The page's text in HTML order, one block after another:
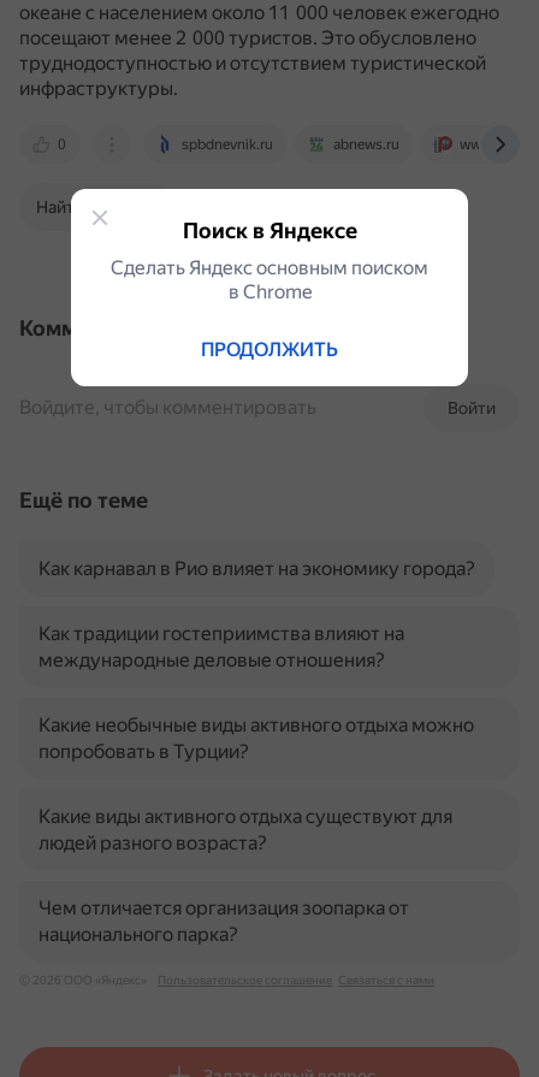
океане с населением около 11 000 человек ежегодно
посещают менее 2 000 туристов. Это обусловлено
труднодоступностью и отсутствием туристической
инфраструктуры.
0 spbdnevnik.ru abnews.ru
Найти в Поиске
Комментарии
Войти
Войдите, чтобы комментировать
Ещё по теме
Как карнавал в Рио влияет на экономику города?
Как традиции гостеприимства влияют на
международные деловые отношения?
Какие необычные виды активного отдыха можно
попробовать в Турции?
Какие виды активного отдыха существуют для
людей разного возраста?
Чем отличается организация зоопарка от
национального парка?
© 2026 ООО «Яндекс» Пользовательское соглашение Связаться с нами
Поиск в Яндексе
Сделать Яндекс основным поиском
в Сhrome
ПРОДОЛЖИТЬ